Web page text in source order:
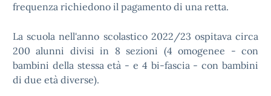
frequenza richiedono il pagamento di una retta.
La scuola nell'anno scolastico 2022/23 ospitava circa
200 alunni divisi in 8 sezioni (4 omogenee - con
bambini della stessa età - e 4 bi-fascia - con bambini
di due età diverse).